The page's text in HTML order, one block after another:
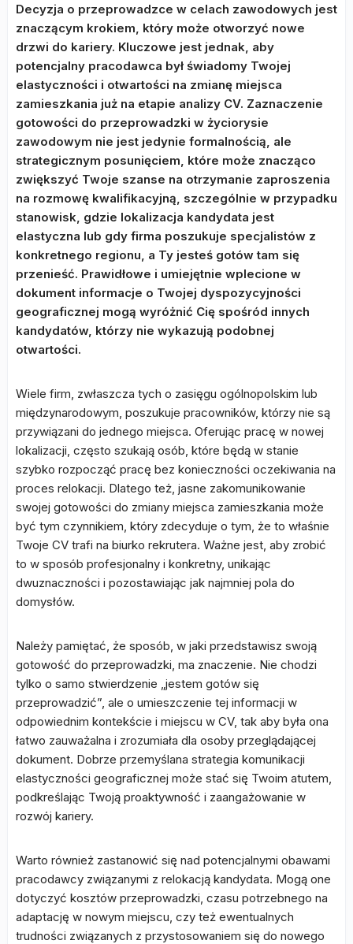
Decyzja o przeprowadzce w celach zawodowych jest
znaczącym krokiem, który może otworzyć nowe
drzwi do kariery. Kluczowe jest jednak, aby
potencjalny pracodawca był świadomy Twojej
elastyczności i otwartości na zmianę miejsca
zamieszkania już na etapie analizy CV. Zaznaczenie
gotowości do przeprowadzki w życiorysie
zawodowym nie jest jedynie formalnością, ale
strategicznym posunięciem, które może znacząco
zwiększyć Twoje szanse na otrzymanie zaproszenia
na rozmowę kwalifikacyjną, szczególnie w przypadku
stanowisk, gdzie lokalizacja kandydata jest
elastyczna lub gdy firma poszukuje specjalistów z
konkretnego regionu, a Ty jesteś gotów tam się
przenieść. Prawidłowe i umiejętnie wplecione w
dokument informacje o Twojej dyspozycyjności
geograficznej mogą wyróżnić Cię spośród innych
kandydatów, którzy nie wykazują podobnej
otwartości.
Wiele firm, zwłaszcza tych o zasięgu ogólnopolskim lub
międzynarodowym, poszukuje pracowników, którzy nie są
przywiązani do jednego miejsca. Oferując pracę w nowej
lokalizacji, często szukają osób, które będą w stanie
szybko rozpocząć pracę bez konieczności oczekiwania na
proces relokacji. Dlatego też, jasne zakomunikowanie
swojej gotowości do zmiany miejsca zamieszkania może
być tym czynnikiem, który zdecyduje o tym, że to właśnie
Twoje CV trafi na biurko rekrutera. Ważne jest, aby zrobić
to w sposób profesjonalny i konkretny, unikając
dwuznaczności i pozostawiając jak najmniej pola do
domysłów.
Należy pamiętać, że sposób, w jaki przedstawisz swoją
gotowość do przeprowadzki, ma znaczenie. Nie chodzi
tylko o samo stwierdzenie „jestem gotów się
przeprowadzić”, ale o umieszczenie tej informacji w
odpowiednim kontekście i miejscu w CV, tak aby była ona
łatwo zauważalna i zrozumiała dla osoby przeglądającej
dokument. Dobrze przemyślana strategia komunikacji
elastyczności geograficznej może stać się Twoim atutem,
podkreślając Twoją proaktywność i zaangażowanie w
rozwój kariery.
Warto również zastanowić się nad potencjalnymi obawami
pracodawcy związanymi z relokacją kandydata. Mogą one
dotyczyć kosztów przeprowadzki, czasu potrzebnego na
adaptację w nowym miejscu, czy też ewentualnych
trudności związanych z przystosowaniem się do nowego